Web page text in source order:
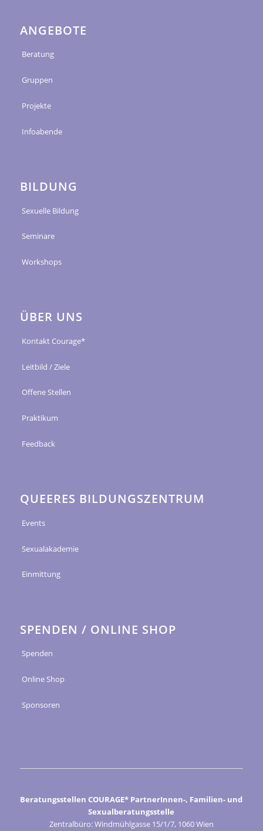
ANGEBOTE
Beratung
Gruppen
Projekte
Infoabende
BILDUNG
Sexuelle Bildung
Seminare
Workshops
ÜBER UNS
Kontakt Courage*
Leitbild / Ziele
Offene Stellen
Praktikum
Feedback
QUEERES BILDUNGSZENTRUM
Events
Sexualakademie
Einmittung
SPENDEN / ONLINE SHOP
Spenden
Online Shop
Sponsoren
Beratungsstellen COURAGE* PartnerInnen-, Familien- und
Sexualberatungsstelle
Zentralbüro: Windmühlgasse 15/1/7, 1060 Wien